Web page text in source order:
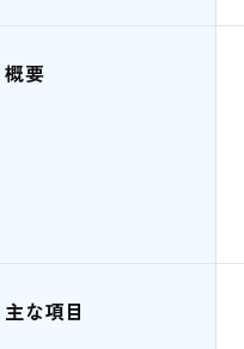
概要
主な項目